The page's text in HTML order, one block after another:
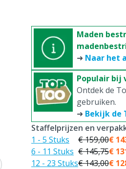
Maden
➜ Naar het
Populair bij
Ontdek de
gebruiken.
➜ Bekijk de
Staffelprijzen en
1 - 5 Stuks
6 - 11 Stuks
12 - 23 Stuks
€ 159,00
€ 145,75
€ 143,00
€
€
€